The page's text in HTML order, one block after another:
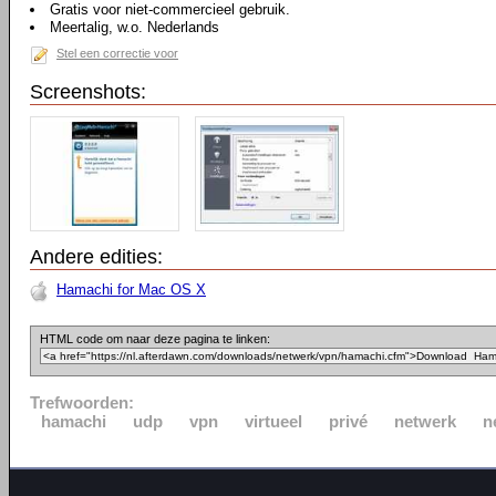
Gratis voor niet-commercieel gebruik.
Meertalig, w.o. Nederlands
Stel een correctie voor
Screenshots:
Andere edities:
Hamachi for Mac OS X
HTML code om naar deze pagina te linken:
Trefwoorden:
hamachi
udp vpn virtueel privé netwerk